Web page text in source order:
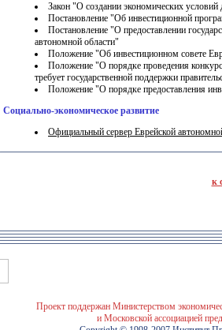
Закон "О создании экономических
Постановление "Об инвестиционной
Постановление "О предоставлении
автономной области"
Положение "Об инвестиционном совете
Положение "О порядке проведения
требует государственной поддержки
Положение "О порядке предоставления
Социально-экономическое развитие
Официальный сервер Еврейской
к
Проект поддержан Министерством
и Московской ассоциацией